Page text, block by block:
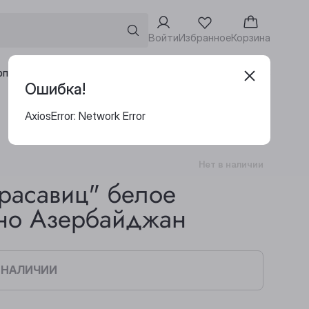
ВойтиИзбранноеКорзина
клиентам Адреса винотек
Нет в наличии
белое
Азербайджан
НАЛИЧИИ
Ошибка!
AxiosError: Network Error